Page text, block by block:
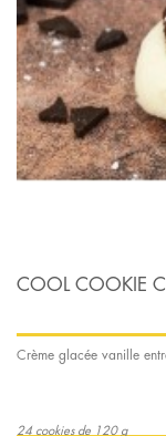
COOL COOKIE
Crème glacée vanille
24 cookies de 120 g